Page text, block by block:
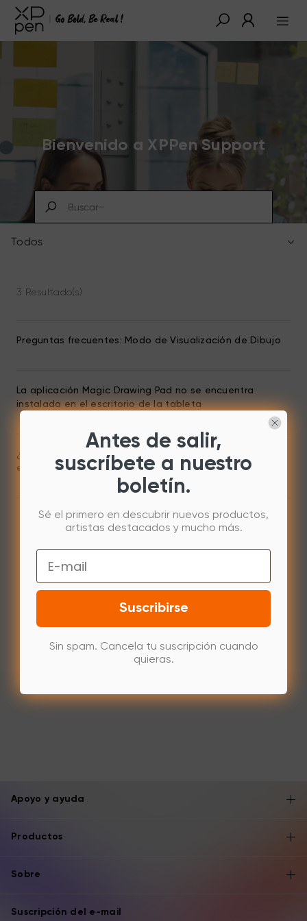
Bienvenido a XPPen Support
Todos
3 Resultado(s)
Preguntas frecuentes: Modo de Visualización de Dibujo
La aplicación Magic Drawing Pad no se encuentra
instalada en el escritorio de la tableta
¿Qué debe hacer si olvida la contraseña de
encendido? (Tableta xppen)
Apoyo y ayuda
Productos
Sobre
Suscripción del e-mail
Antes de salir,
suscríbete a nuestro
boletín.
Sé el primero en descubrir nuevos productos,
artistas destacados y mucho más.
Email
Suscribirse
Sin spam. Cancela tu suscripción cuando
quieras.